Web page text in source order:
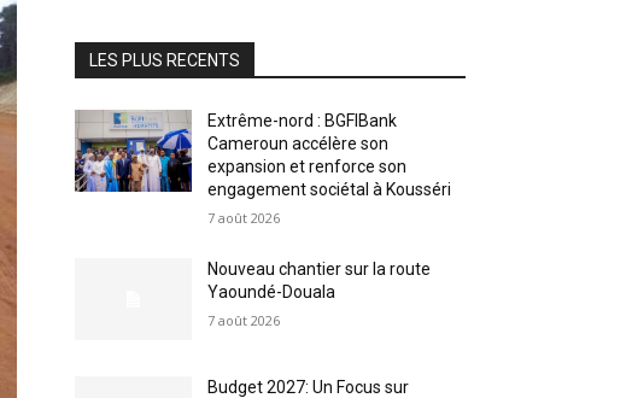
LES PLUS RECENTS
Extrême-nord : BGFIBank
Cameroun accélère son
expansion et renforce son
engagement sociétal à Kousséri
7 août 2026
Nouveau chantier sur la route
Yaoundé-Douala
7 août 2026
Budget 2027: Un Focus sur